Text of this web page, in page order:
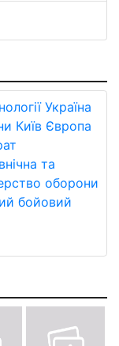
Україна
Київ Європа
та
оборони
бойовий